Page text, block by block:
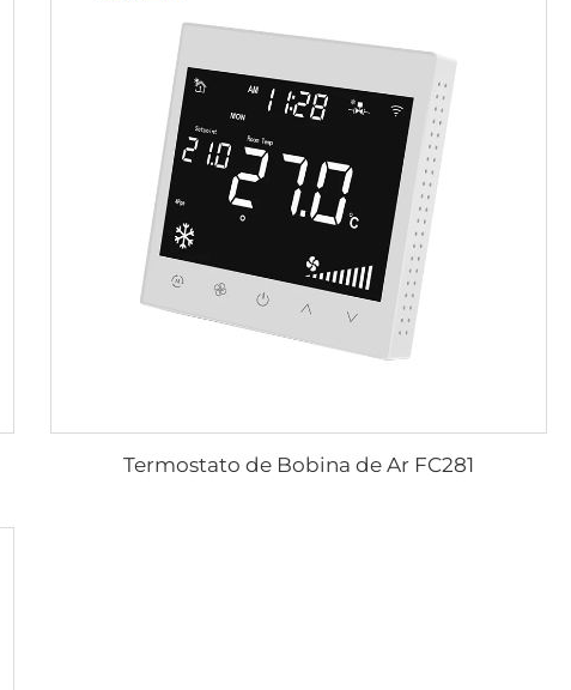
Termostato de Bobina de Ar FC281